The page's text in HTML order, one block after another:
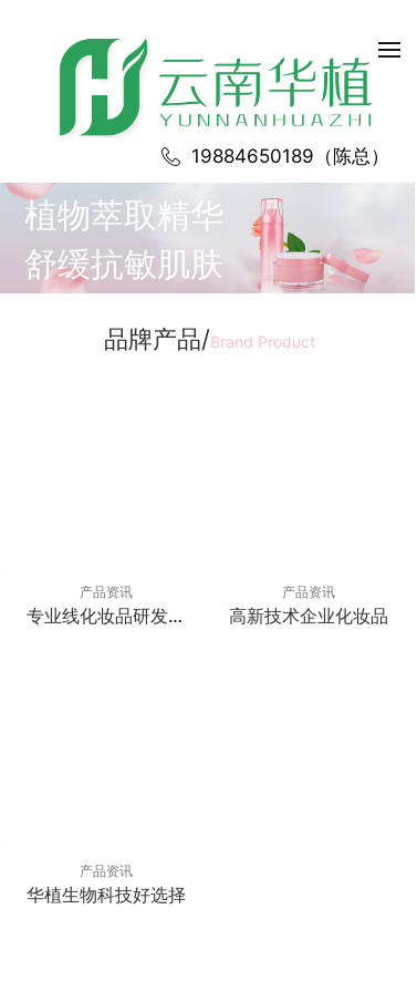
19884650189（陈总）
植物萃取精华
舒缓抗敏肌肤
产品资讯
专业线化妆品研发生
产品资讯
高新技术企业化妆品
产品资讯
华植生物科技好选择
品牌产品/Brand Product